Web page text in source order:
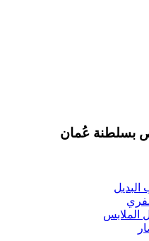
بسلطنة عُمان
البديل
الملابس